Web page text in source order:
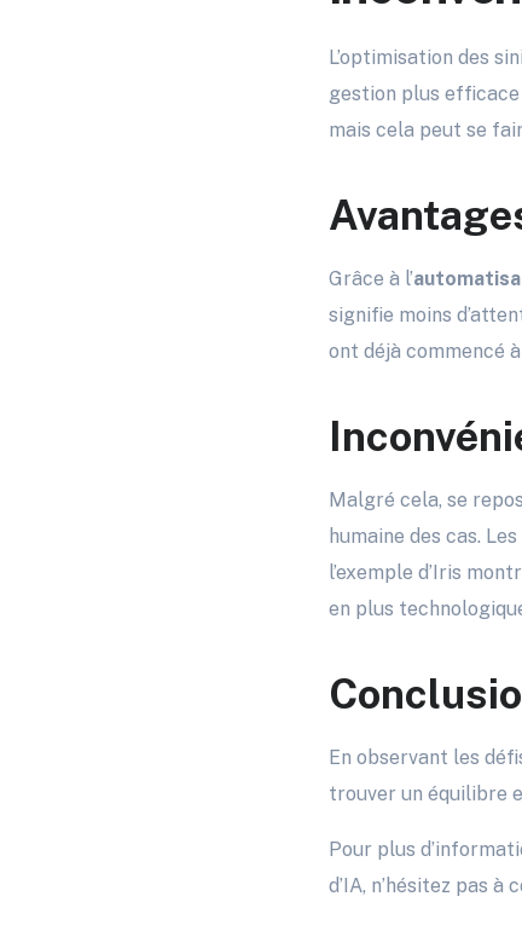
L’optimisation des
gestion plus efficace
mais cela peut se
Grâce à l’
signifie moins
ont déjà commencé
Malgré cela, se
humaine des cas.
l’exemple d’Iris
en plus
En observant les
trouver un équilibre
Pour plus
d’IA, n’hésitez pas à